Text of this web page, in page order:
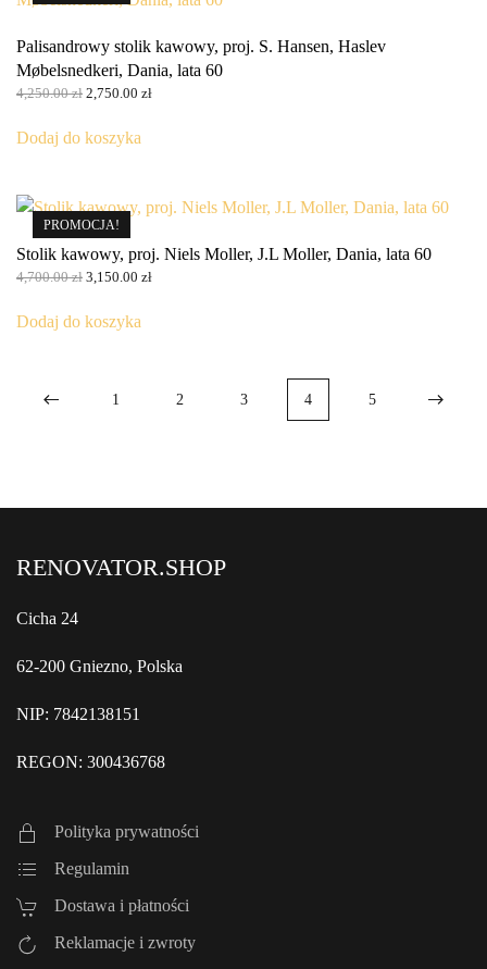
Palisandrowy stolik kawowy, proj. S. Hansen, Haslev
Møbelsnedkeri, Dania, lata 60
4,250.00zł Pierwotna
wynosiła:
2,750.00 złAktualna
Dodaj do koszyka
PROMOCJA!
Stolik kawowy, proj. Niels Moller, J.L Moller, Dania, lata 60
4,700.00zł Pierwotna
wynosiła:
3,150.00 złAktualna
Dodaj do koszyka
1 2 3 4 5
RENOVATOR.SHOP
Cicha 24
62-200 Gniezno, Polska
NIP: 7842138151
REGON: 300436768
Polityka prywatności
Regulamin
Dostawa i płatności
Reklamacje i zwroty